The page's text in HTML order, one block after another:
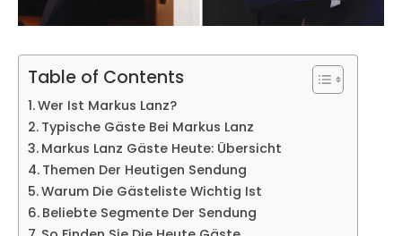
Table of Contents
Wer Ist Markus Lanz?
Typische Gäste Bei Markus Lanz
Markus Lanz Gäste Heute: Übersicht
Themen Der Heutigen Sendung
Warum Die Gästeliste Wichtig Ist
Beliebte Segmente Der Sendung